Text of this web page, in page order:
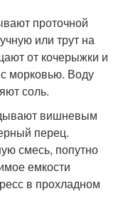
проточной
или трут на
от кочерыжки и
морковью. Воду
соль.
вишневым
перец.
смесь, попутно
емкости
в прохладном